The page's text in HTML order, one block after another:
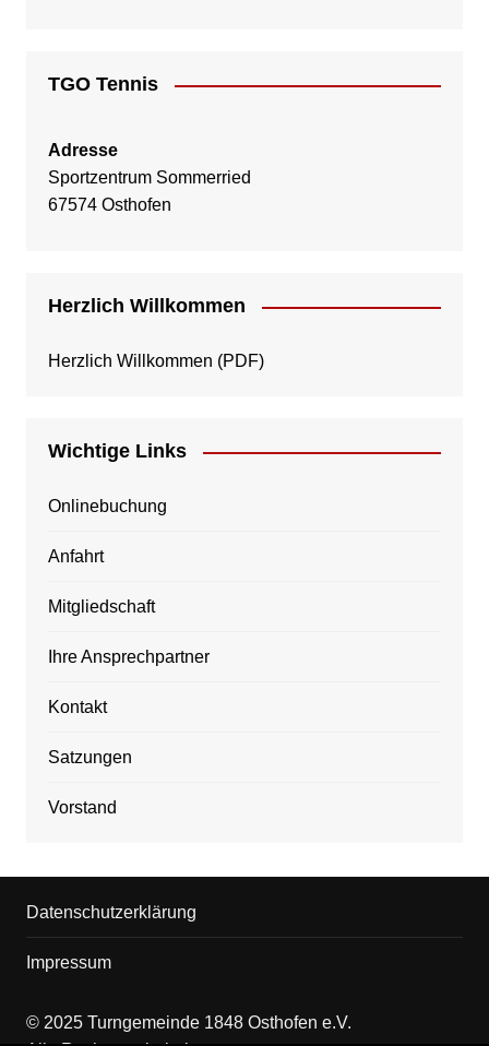
TGO Tennis
Adresse
Sportzentrum Sommerried
67574 Osthofen
Herzlich Willkommen
Herzlich Willkommen (PDF)
Wichtige Links
Onlinebuchung
Anfahrt
Mitgliedschaft
Ihre Ansprechpartner
Kontakt
Satzungen
Vorstand
Datenschutzerklärung
Impressum
© 2025 Turngemeinde 1848 Osthofen e.V.